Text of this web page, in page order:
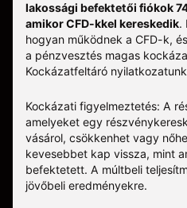
lakossági befektetői fiókok
amikor CFD-kkel kereskedik.
hogyan működnek a CFD-k,
a pénzvesztés magas
Kockázatfeltáró
Kockázati figyelmeztetés: A
amelyeket egy
vásárol, csökkenhet vagy
kevesebbet kap vissza, mint
befektetett. A múltbeli
jövőbeli eredményekre.